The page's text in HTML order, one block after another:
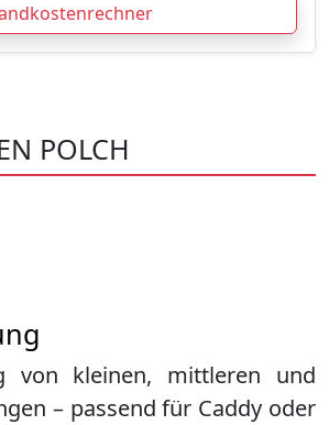
POLCH
von kleinen, mittleren und
– passend für Caddy oder